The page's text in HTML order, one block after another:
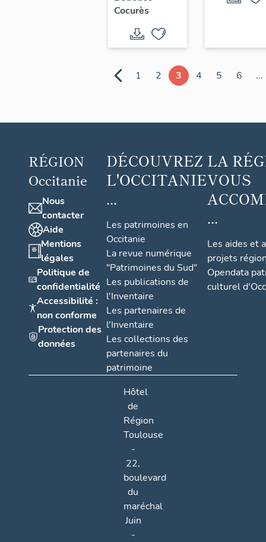
Cocurès
1 2 3 4 5 6 ...
RÉGION
Occitanie
Nous
contacter
Aide
Mentions
légales
Politique de
confidentialité
Accessibilité :
non conforme
Protection des
données
DÉCOUVREZ
L'OCCITANIE
...
Les patrimoines en
Occitanie
La revue numérique
"Patrimoines du Sud"
Les publications de
l'Inventaire
Les partenaires de
l'Inventaire
Les collections des
partenaires du
patrimoine
LA
VOUS
...
Les aides et
projets
Opendata
culturel
Hôtel
de
Région
Toulouse
-
22,
boulevard
du
maréchal
Juin
-